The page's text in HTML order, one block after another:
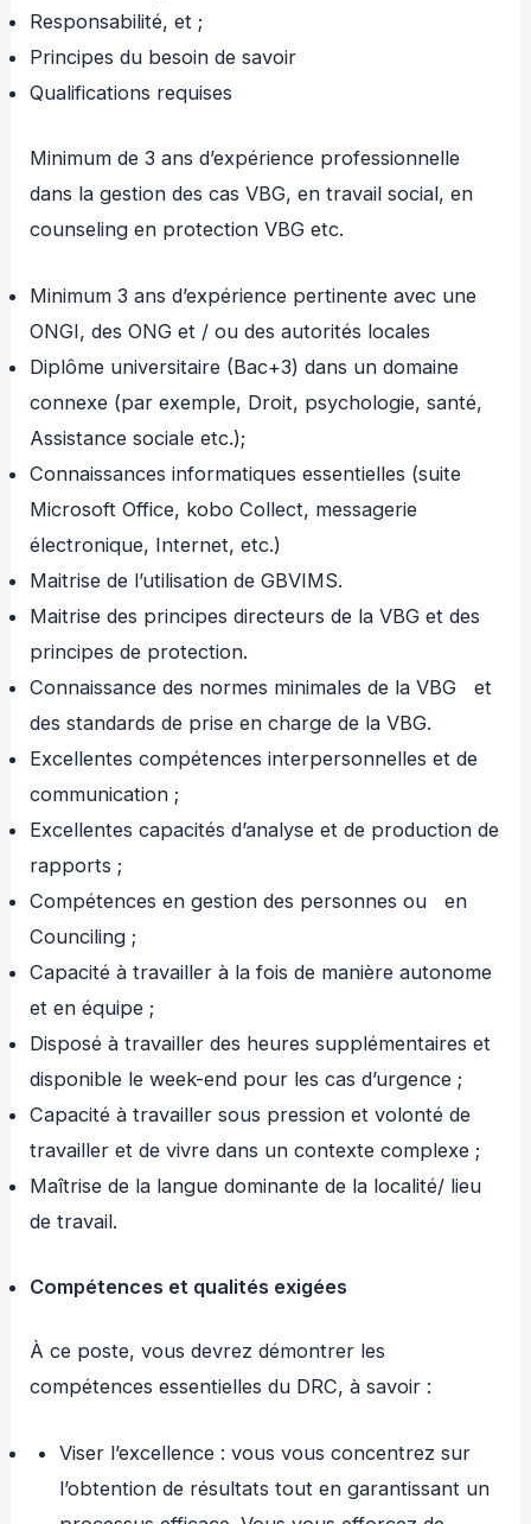
Responsabilité, et ;
Principes du besoin de savoir
Qualifications requises
Minimum de 3 ans d’expérience professionnelle
dans la gestion des cas VBG, en travail social, en
counseling en protection VBG etc.
Minimum 3 ans d’expérience pertinente avec une
ONGI, des ONG et / ou des autorités locales
Diplôme universitaire (Bac+3) dans un domaine
connexe (par exemple, Droit, psychologie, santé,
Assistance sociale etc.);
Connaissances informatiques essentielles (suite
Microsoft Office, kobo Collect, messagerie
électronique, Internet, etc.)
Maitrise de l’utilisation de GBVIMS.
Maitrise des principes directeurs de la VBG et des
principes de protection.
Connaissance des normes minimales de la VBG et
des standards de prise en charge de la VBG.
Excellentes compétences interpersonnelles et de
communication ;
Excellentes capacités d’analyse et de production de
rapports ;
Compétences en gestion des personnes ou en
Counciling ;
Capacité à travailler à la fois de manière autonome
et en équipe ;
Disposé à travailler des heures supplémentaires et
disponible le week-end pour les cas d’urgence ;
Capacité à travailler sous pression et volonté de
travailler et de vivre dans un contexte complexe ;
Maîtrise de la langue dominante de la localité/ lieu
de travail.
Compétences et qualités exigées
À ce poste, vous devrez démontrer les
compétences essentielles du DRC, à savoir :
Viser l’excellence : vous vous concentrez sur
l’obtention de résultats tout en garantissant un